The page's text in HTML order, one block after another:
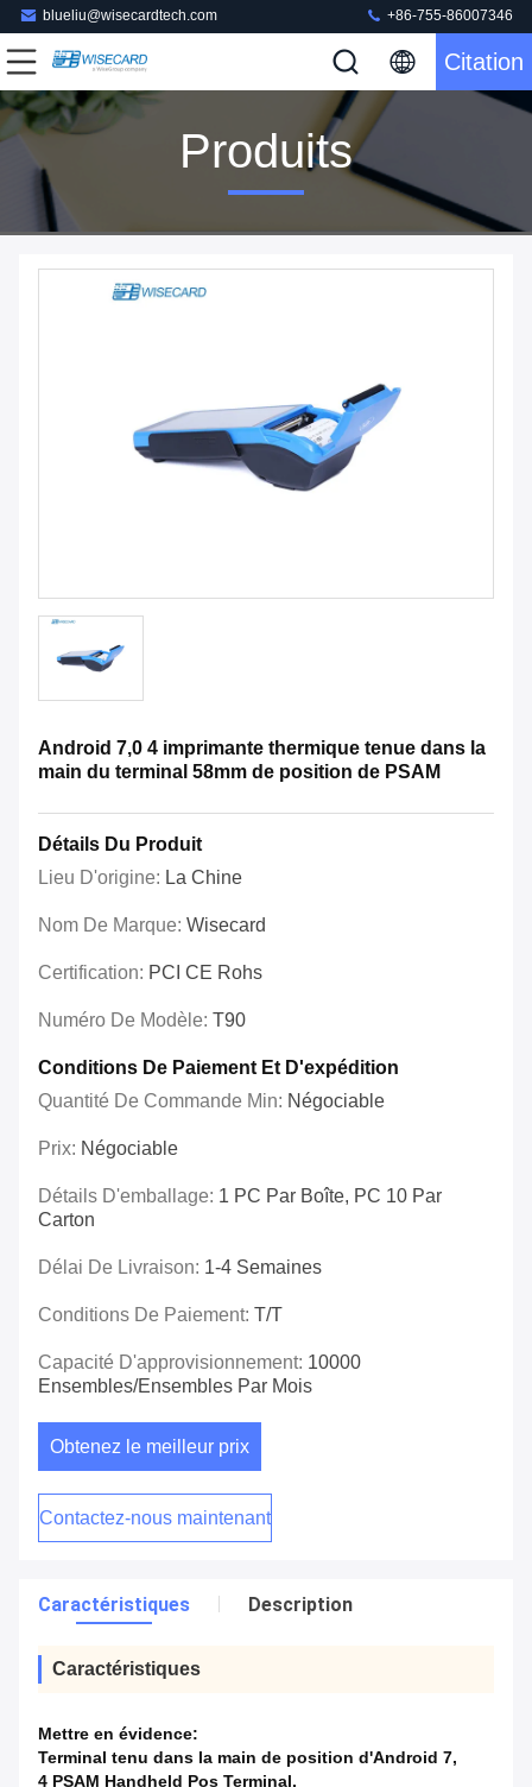
blueliu@wisecardtech.com +86-755-86007346
Citation
Produits
Android 7,0 4 imprimante thermique tenue dans la
main du terminal 58mm de position de PSAM
Détails Du Produit
Lieu D'origine: La Chine
Nom De Marque: Wisecard
Certification: PCI CE Rohs
Numéro De Modèle: T90
Conditions De Paiement Et D'expédition
Quantité De Commande Min: Négociable
Prix: Négociable
Détails D'emballage: 1 PC Par Boîte, PC 10 Par
Carton
Délai De Livraison: 1-4 Semaines
Conditions De Paiement: T/T
Capacité D'approvisionnement: 10000
Ensembles/ensembles Par Mois
Obtenez le meilleur prix
Contactez-nous maintenant
Caractéristiques Description
Caractéristiques
Mettre en évidence:
Terminal tenu dans la main de position d'Android 7,
4 PSAM Handheld Pos Terminal,